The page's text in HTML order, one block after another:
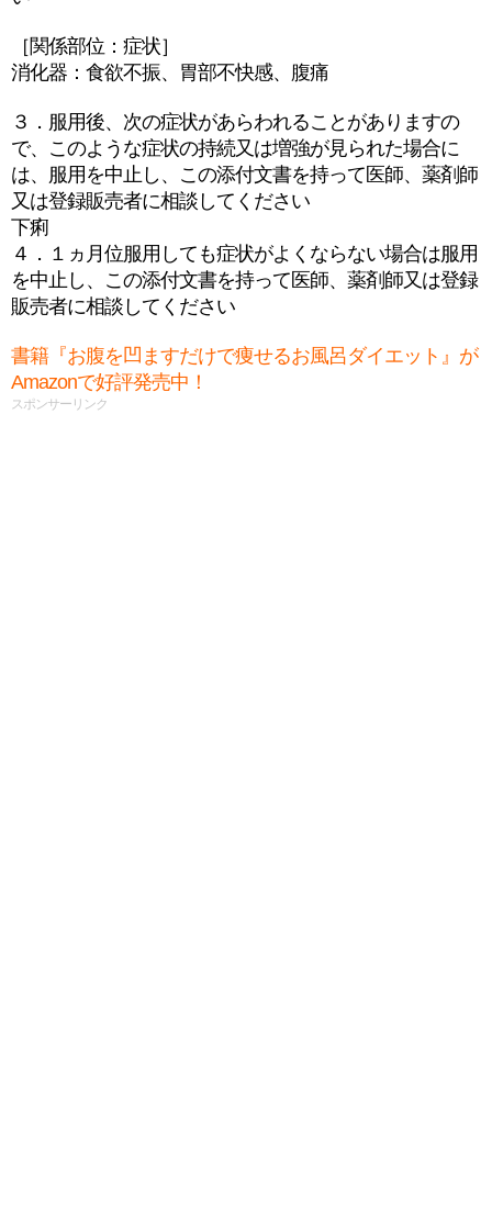
［関係部位：症状］
消化器：食欲不振、胃部不快感、腹痛
３．服用後、次の症状があらわれることがありますの
で、このような症状の持続又は増強が見られた場合に
は、服用を中止し、この添付文書を持って医師、薬剤師
又は登録販売者に相談してください
下痢
４．１ヵ月位服用しても症状がよくならない場合は服用
を中止し、この添付文書を持って医師、薬剤師又は登録
販売者に相談してください
書籍『お腹を凹ますだけで痩せるお風呂ダイエット』が
Amazonで好評発売中！
スポンサーリンク